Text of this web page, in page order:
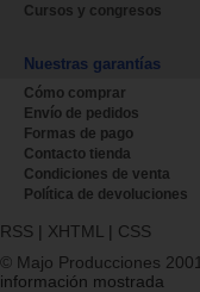
Cursos y congresos
Nuestras garantías
Cómo comprar
Envío de pedidos
Formas de pago
Contacto tienda
Condiciones de venta
Política de devoluciones
RSS | XHTML | CSS
© Majo Producciones
información mostrada